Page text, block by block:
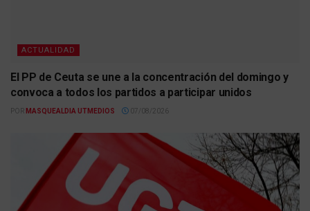
ACTUALIDAD
El PP de Ceuta se une a la concentración del domingo y
convoca a todos los partidos a participar unidos
POR MASQUEALDIA UTMEDIOS 07/08/2026